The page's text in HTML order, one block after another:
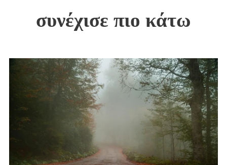
συνέχισε πιο κάτω